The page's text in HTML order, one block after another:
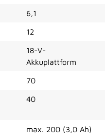
6,1
12
18-V-
Akkuplattform
70
40
max. 200 (3,0 Ah)